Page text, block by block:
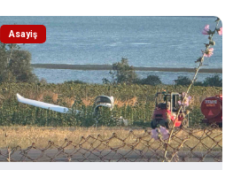
Asayiş